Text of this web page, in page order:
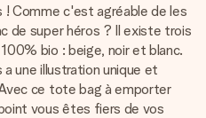
Comme c'est agréable de les
de super héros ? Il existe trois
bio : beige, noir et blanc.
une illustration unique et
ce tote bag à emporter
vous êtes fiers de vos